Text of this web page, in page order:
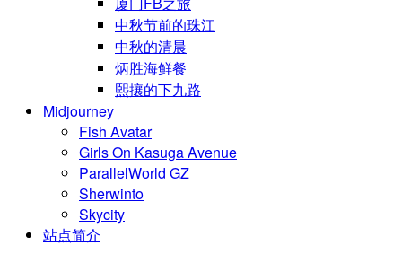
中秋节前的珠江
中秋的清晨
炳胜海鲜餐
熙攘的下九路
Midjourney
Fish Avatar
Girls On Kasuga Avenue
ParallelWorld GZ
Sherwinto
Skycity
站点简介